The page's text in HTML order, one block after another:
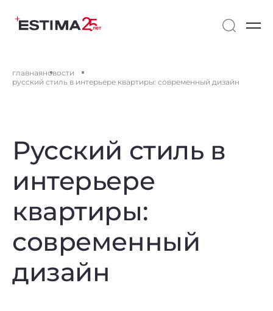
главнаяновости
русский стиль в интерьере квартиры: современный дизайн
Русский стиль в
интерьере
квартиры:
современный
дизайн